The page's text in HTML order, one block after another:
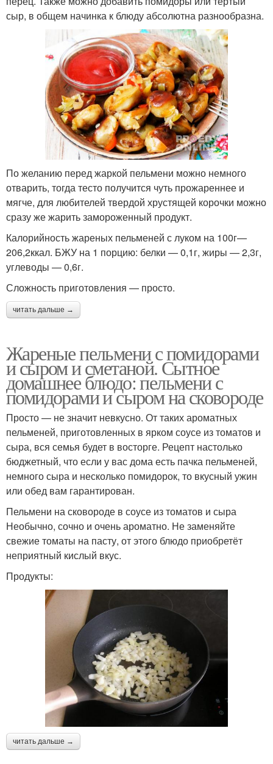
сыр, в общем начинка к блюду абсолютна разнообразна.
По желанию перед жаркой пельмени можно немного
отварить, тогда тесто получится чуть прожареннее и
мягче, для любителей твердой хрустящей корочки можно
сразу же жарить замороженный продукт.
Калорийность жареных пельменей с луком на 100г—
206,2ккал. БЖУ на 1 порцию: белки — 0,1г, жиры — 2,3г,
углеводы — 0,6г.
Сложность приготовления — просто.
читать дальше →
Жареные пельмени с помидорами
и сыром и сметаной. Сытное
домашнее блюдо: пельмени с
помидорами и сыром на сковороде
Просто — не значит невкусно. От таких ароматных
пельменей, приготовленных в ярком соусе из томатов и
сыра, вся семья будет в восторге. Рецепт настолько
бюджетный, что если у вас дома есть пачка пельменей,
немного сыра и несколько помидорок, то вкусный ужин
или обед вам гарантирован.
Пельмени на сковороде в соусе из томатов и сыра
Необычно, сочно и очень ароматно. Не заменяйте
свежие томаты на пасту, от этого блюдо приобретёт
неприятный кислый вкус.
Продукты:
читать дальше →